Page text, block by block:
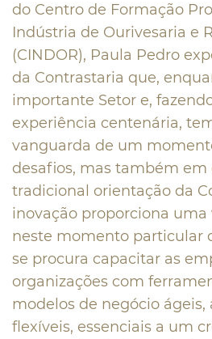
do Centro de Formação
Indústria de Ourivesaria e
(CINDOR), Paula Pedro
da Contrastaria que,
importante Setor e,
experiência centenária,
vanguarda de um
desafios, mas também
tradicional orientação da
inovação proporciona uma
neste momento particular
se procura capacitar as
organizações com
modelos de negócio ágeis,
flexíveis, essenciais a um